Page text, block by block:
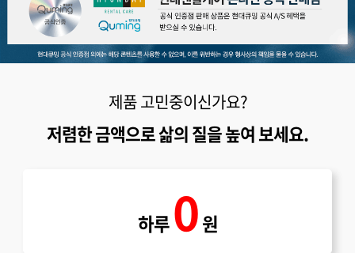
제품 고민중이신가요?
저렴한 금액으로 삶의 질을 높여 보세요.
하루0원